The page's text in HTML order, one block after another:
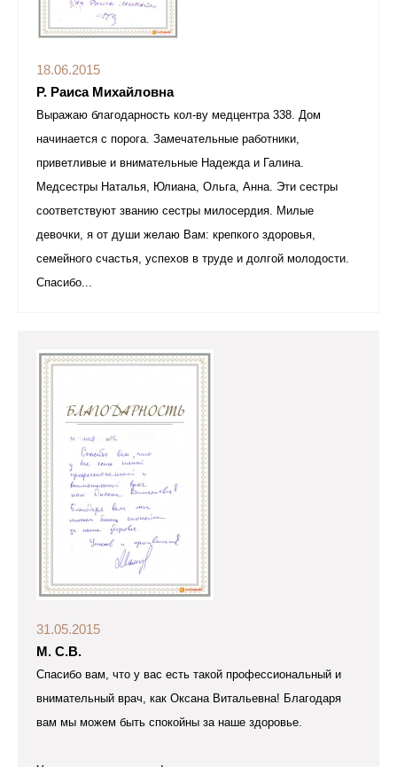
18.06.2015
Р. Раиса Михайловна
Выражаю благодарность кол-ву медцентра 338. Дом
начинается с порога. Замечательные работники,
приветливые и внимательные Надежда и Галина.
Медсестры Наталья, Юлиана, Ольга, Анна. Эти сестры
соответствуют званию сестры милосердия. Милые
девочки, я от души желаю Вам: крепкого здоровья,
семейного счастья, успехов в труде и долгой молодости.
Спасибо...
31.05.2015
М. С.В.
Спасибо вам, что у вас есть такой профессиональный и
внимательный врач, как Оксана Витальевна! Благодаря
вам мы можем быть спокойны за наше здоровье.